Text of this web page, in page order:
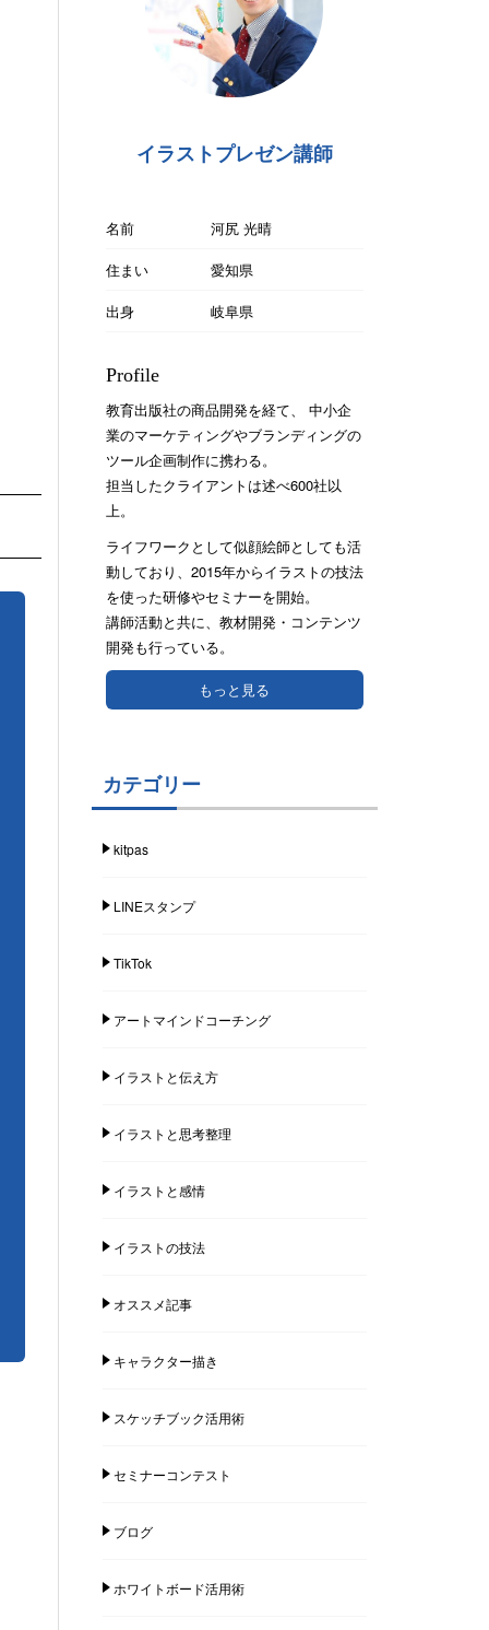
イラストプレゼン講師
名前
河尻 光晴
住まい
愛知県
出身
岐阜県
Profile
教育出版社の商品開発を経て、 中小企
業のマーケティングやブランディングの
ツール企画制作に携わる。
担当したクライアントは述べ600社以
上。
ライフワークとして似顔絵師としても活
動しており、2015年からイラストの技法
を使った研修やセミナーを開始。
講師活動と共に、教材開発・コンテンツ
開発も行っている。
もっと見る
カテゴリー
kitpas
LINEスタンプ
TikTok
アートマインドコーチング
イラストと伝え方
イラストと思考整理
イラストと感情
イラストの技法
オススメ記事
キャラクター描き
スケッチブック活用術
セミナーコンテスト
ブログ
ホワイトボード活用術